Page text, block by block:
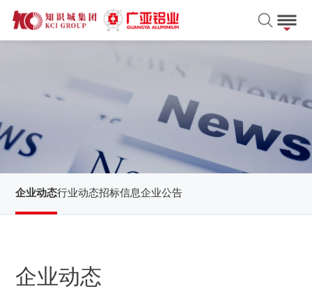
企业动态行业动态招标信息企业公告
企业动态